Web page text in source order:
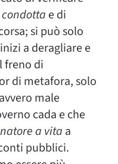
e di
si può solo
a deragliare e
freno di
di metafora, solo
male
cada e che
a vita a
pubblici.